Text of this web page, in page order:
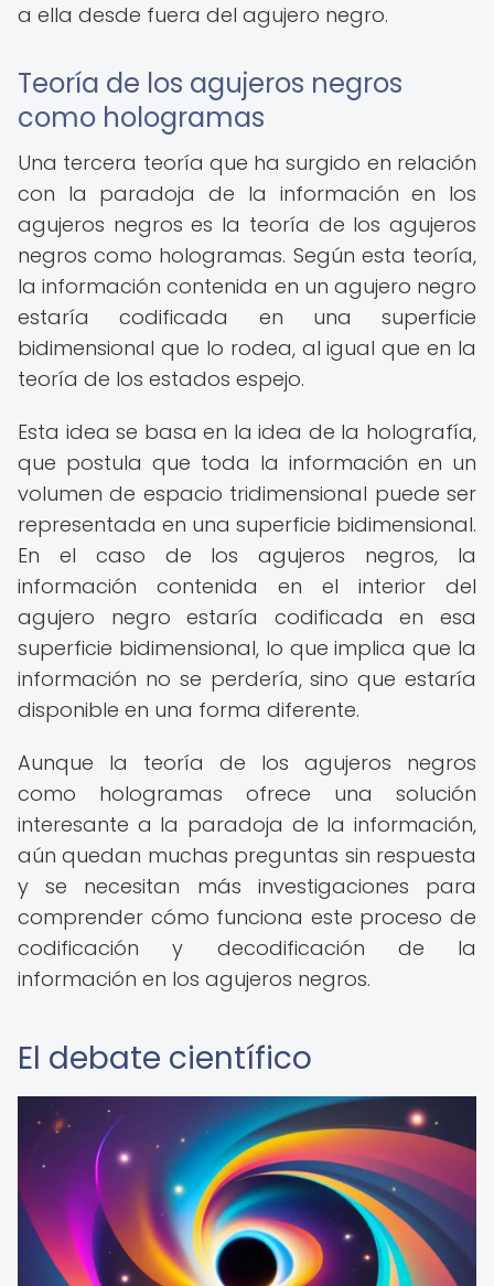
a ella desde fuera del agujero negro.
Teoría de los agujeros negros
como hologramas
Una tercera teoría que ha surgido en relación
con la paradoja de la información en los
agujeros negros es la teoría de los agujeros
negros como hologramas. Según esta teoría,
la información contenida en un agujero negro
estaría codificada en una superficie
bidimensional que lo rodea, al igual que en la
teoría de los estados espejo.
Esta idea se basa en la idea de la holografía,
que postula que toda la información en un
volumen de espacio tridimensional puede ser
representada en una superficie bidimensional.
En el caso de los agujeros negros, la
información contenida en el interior del
agujero negro estaría codificada en esa
superficie bidimensional, lo que implica que la
información no se perdería, sino que estaría
disponible en una forma diferente.
Aunque la teoría de los agujeros negros
como hologramas ofrece una solución
interesante a la paradoja de la información,
aún quedan muchas preguntas sin respuesta
y se necesitan más investigaciones para
comprender cómo funciona este proceso de
codificación y decodificación de la
información en los agujeros negros.
El debate científico